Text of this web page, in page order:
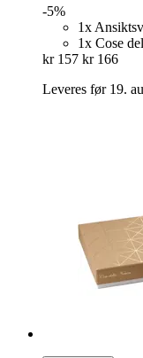
-5%
1x
1x Cose
kr 157 kr 166
Leveres før 19.